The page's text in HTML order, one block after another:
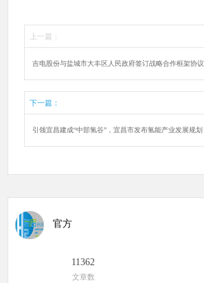
上一篇：
吉电股份与盐城市大丰区人民政府签订战略合作框架协议
下一篇：
引领宜昌建成“中部氢谷”，宜昌市发布氢能产业发展规划
官方
11362
文章数